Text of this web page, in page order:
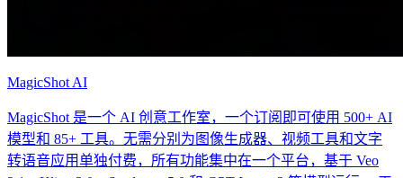
MagicShot AI
MagicShot 是一个 AI 创意工作室，一个订阅即可使用 500+ AI
模型和 85+ 工具。无需分别为图像生成器、视频工具和文字
转语音应用单独付费，所有功能集中在一个平台，基于 Veo